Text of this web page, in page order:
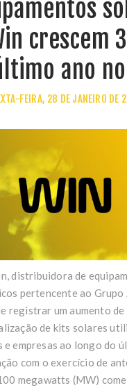
crescem
ano
FEIRA, 28 DE JANEIRO DE
, distribuidora de
pertencente ao Grupo
registrar um aumento de
de kits solares
e empresas ao longo do
com o exercício de
megawatts (MW)